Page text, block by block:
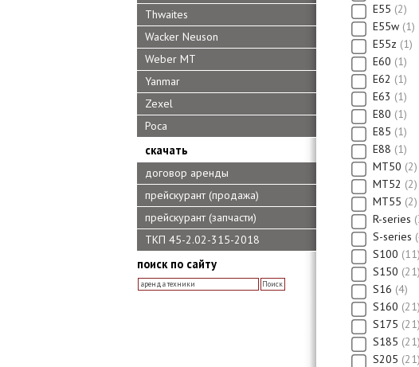
Thwaites
Wacker Neuson
Weber MT
Yanmar
Zexel
Роса
скачать
договор аренды
прейскурант (продажа)
прейскурант (запчасти)
ТКП 45-2.02-315-2018
поиск по сайту
E55 2
E55w 1
E55z 1
E60 1
E62
1
E63
1
E80 1
E85 1
E88 1
MT50 2
MT52
2
MT55 2
R-series
S-series
S100 11
S150 21
S16 4
S160 21
S175 21
S185 21
S205 21